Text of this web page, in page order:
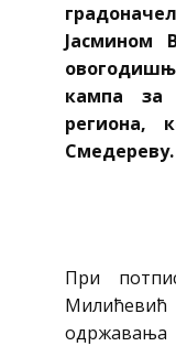
Јасмином
кампа за
региона,
Смедереву.
При
одржавања